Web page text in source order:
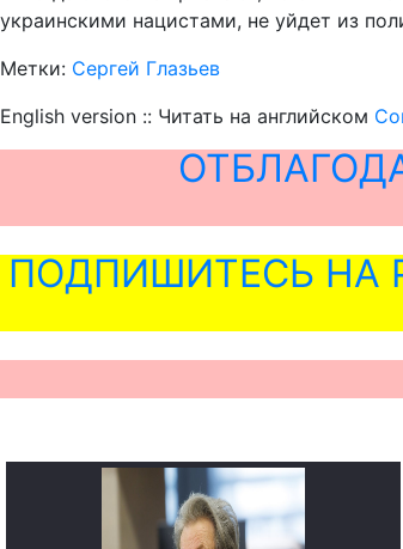
украинскими нацистами, не уйдет из
Метки: Сергей Глазьев
English version :: Читать на английском
ПОДПИШИТЕСЬ НА